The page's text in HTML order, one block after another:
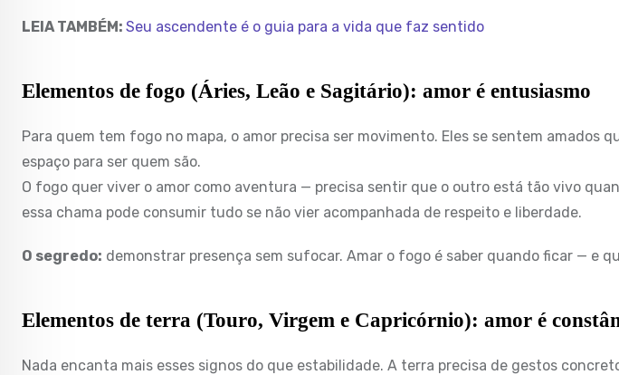
LEIA TAMBÉM: Seu ascendente é o guia para a vida que faz sentido
Elementos de fogo (Áries, Leão e Sagitário): amor é entusiasmo
Para quem tem fogo no mapa, o amor precisa ser movimento. Eles se sentem amados
espaço para ser quem são.
O fogo quer viver o amor como aventura — precisa sentir que o outro está tão vivo
essa chama pode consumir tudo se não vier acompanhada de respeito e liberdade.
O segredo: demonstrar presença sem sufocar. Amar o fogo é saber quando ficar — e
Elementos de terra (Touro, Virgem e Capricórnio): amor é
Nada encanta mais esses signos do que estabilidade. A terra precisa de gestos